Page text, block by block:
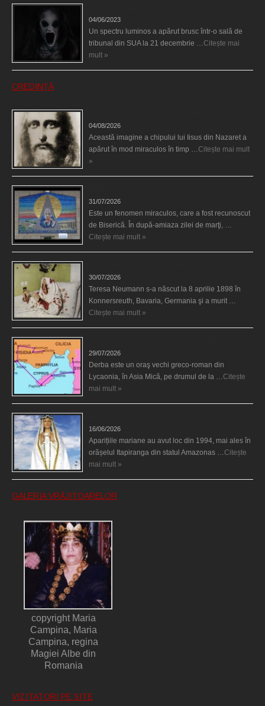
04/06/2023
Un spectru luminos a apărut brusc într-o sală de
tribunal din SUA la 21 decembrie … Citește mai
mult »
CREDINȚĂ
04/08/2026
Această imagine a chipului lui Iisus din Nazaret a
apărut în mod miraculos în timp … Citește mai mult
»
31/07/2026
Este un fenomen miraculos, care a fost recunoscut
de Biserică. În după-amiaza zilei de marţi, …
Citește mai mult »
30/07/2026
Teresa Neumann s-a născut la 8 aprilie 1898 în
Konnersreuth, Bavaria, Germania şi a murit …
Citește mai mult »
29/07/2026
Derba este un oraş vechi greco-roman din
Lycaonia, în Asia Mică, pe drumul de la … Citește
mai mult »
16/06/2026
Aparițiile mariane au avut loc din 1994, mai ales în
orășelul Itapiranga din statul Amazonas … Citește
mai mult »
GALERIA VRĂJITOARELOR
copyright Maria
Campina, Maria
Campina, regina
Magiei Albe din
Romania
VIZITATORI PE SITE